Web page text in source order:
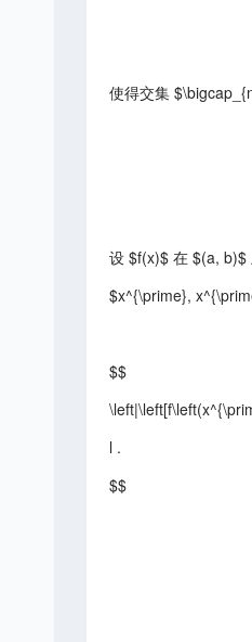
使得交集
设 $f(x)$ 在 $(a, b)$
$x^{\prime},
$$
l .
$$